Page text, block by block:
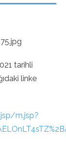
tarihli
linke
m.jsp?